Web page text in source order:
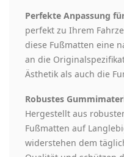
Perfekte Anpassung
perfekt zu Ihrem
diese Fußmatten eine
an die
Ästhetik als auch die
Robustes
Hergestellt aus
Fußmatten auf
widerstehen dem